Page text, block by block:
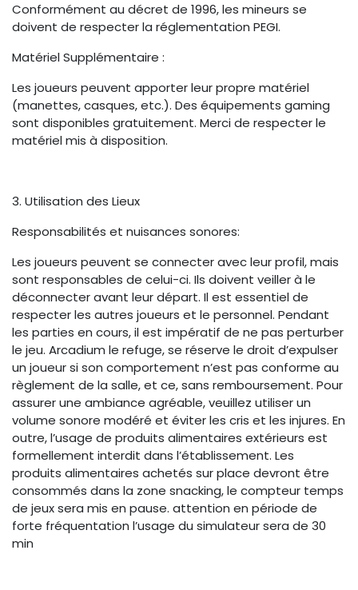
Conformément au décret de 1996, les mineurs se
doivent de respecter la réglementation PEGI.
Matériel Supplémentaire :
Les joueurs peuvent apporter leur propre matériel
(manettes, casques, etc.). Des équipements gaming
sont disponibles gratuitement. Merci de respecter le
matériel mis à disposition.
3. Utilisation des Lieux
Responsabilités et nuisances sonores:
Les joueurs peuvent se connecter avec leur profil, mais
sont responsables de celui-ci. Ils doivent veiller à le
déconnecter avant leur départ. Il est essentiel de
respecter les autres joueurs et le personnel. Pendant
les parties en cours, il est impératif de ne pas perturber
le jeu. Arcadium le refuge, se réserve le droit d’expulser
un joueur si son comportement n’est pas conforme au
règlement de la salle, et ce, sans remboursement. Pour
assurer une ambiance agréable, veuillez utiliser un
volume sonore modéré et éviter les cris et les injures. En
outre, l’usage de produits alimentaires extérieurs est
formellement interdit dans l’établissement. Les
produits alimentaires achetés sur place devront être
consommés dans la zone snacking, le compteur temps
de jeux sera mis en pause. attention en période de
forte fréquentation l’usage du simulateur sera de 30
min